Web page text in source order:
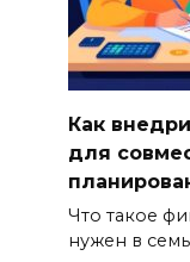
Как
для
Что такое
нужен в